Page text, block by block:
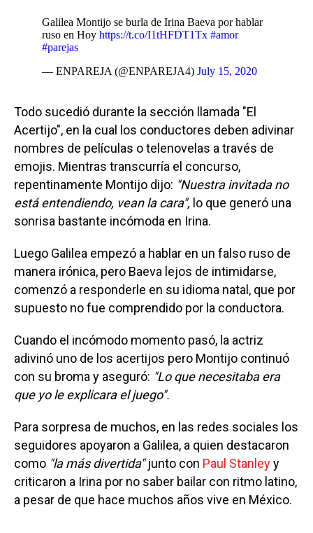
Galilea Montijo se burla de Irina Baeva por hablar
ruso en Hoy https://t.co/I1tHFDT1Tx #amor
#parejas
— ENPAREJA (@ENPAREJA4) July 15, 2020
Todo sucedió durante la sección llamada "El
Acertijo", en la cual los conductores deben adivinar
nombres de películas o telenovelas a través de
emojis. Mientras transcurría el concurso,
repentinamente Montijo dijo: "Nuestra invitada no
está entendiendo, vean la cara", lo que generó una
sonrisa bastante incómoda en Irina.
Luego Galilea empezó a hablar en un falso ruso de
manera irónica, pero Baeva lejos de intimidarse,
comenzó a responderle en su idioma natal, que por
supuesto no fue comprendido por la conductora.
Cuando el incómodo momento pasó, la actriz
adivinó uno de los acertijos pero Montijo continuó
con su broma y aseguró: "Lo que necesitaba era
que yo le explicara el juego".
Para sorpresa de muchos, en las redes sociales los
seguidores apoyaron a Galilea, a quien destacaron
como "la más divertida"junto con Paul Stanleyy
criticaron a Irina por no saber bailar con ritmo latino,
a pesar de que hace muchos años vive en México.